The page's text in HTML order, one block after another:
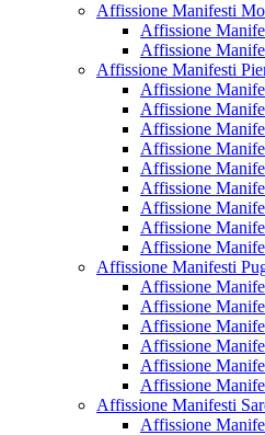
Affissione Manifesti
Affissione
Affissione
Affissione Manifesti
Affissione
Affissione
Affissione
Affissione
Affissione
Affissione
Affissione
Affissione
Affissione
Affissione Manifesti
Affissione
Affissione
Affissione
Affissione
Affissione
Affissione
Affissione Manifesti
Affissione